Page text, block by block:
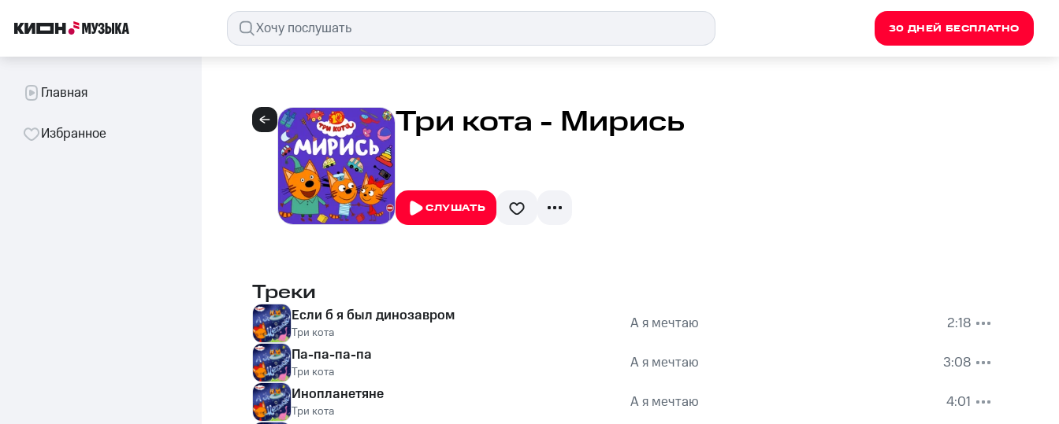
30 ДНЕЙ БЕСПЛАТНО
Главная
Избранное Три кота - Мирись
СЛУШАТЬ
Треки
Если б я был динозавром
Три кота А я мечтаю
2:18
Па-па-па-па
Три кота А я мечтаю
3:08
Инопланетяне
Три кота А я мечтаю
4:01